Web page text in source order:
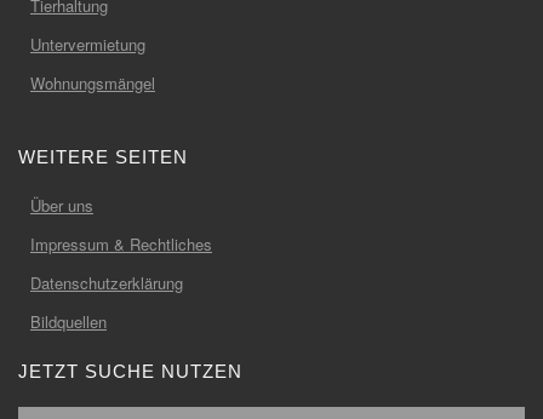
Tierhaltung
Untervermietung
Wohnungsmängel
WEITERE SEITEN
Über uns
Impressum & Rechtliches
Datenschutzerklärung
Bildquellen
JETZT SUCHE NUTZEN